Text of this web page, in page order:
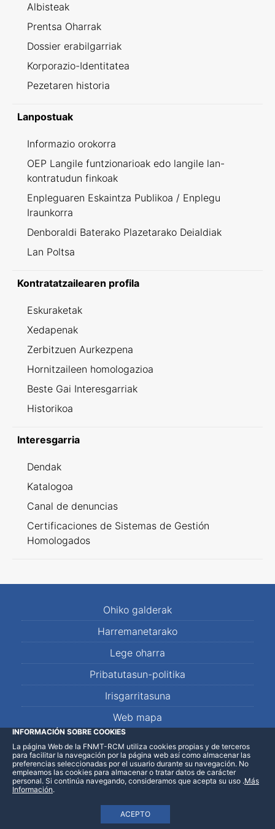
Albisteak
Prentsa Oharrak
Dossier erabilgarriak
Korporazio-Identitatea
Pezetaren historia
Lanpostuak
Informazio orokorra
OEP Langile funtzionarioak edo langile lan-
kontratudun finkoak
Enpleguaren Eskaintza Publikoa / Enplegu
Iraunkorra
Denboraldi Baterako Plazetarako Deialdiak
Lan Poltsa
Kontratatzailearen profila
Eskuraketak
Xedapenak
Zerbitzuen Aurkezpena
Hornitzaileen homologazioa
Beste Gai Interesgarriak
Historikoa
Interesgarria
Dendak
Katalogoa
Canal de denuncias
Certificaciones de Sistemas de Gestión
Homologados
Ohiko galderak
Harremanetarako
Lege oharra
Pribatutasun-politika
Irisgarritasuna
Web mapa
LinkedInFacebookWhatsApp
INFORMACIÓN SOBRE COOKIES
La página Web de la FNMT-RCM utiliza cookies propias y de terceros
para facilitar la navegación por la página web así como almacenar las
preferencias seleccionadas por el usuario durante su navegación. No
empleamos las cookies para almacenar o tratar datos de carácter
personal. Si continúa navegando, consideramos que acepta su uso
ACEPTO
.Más
Información.